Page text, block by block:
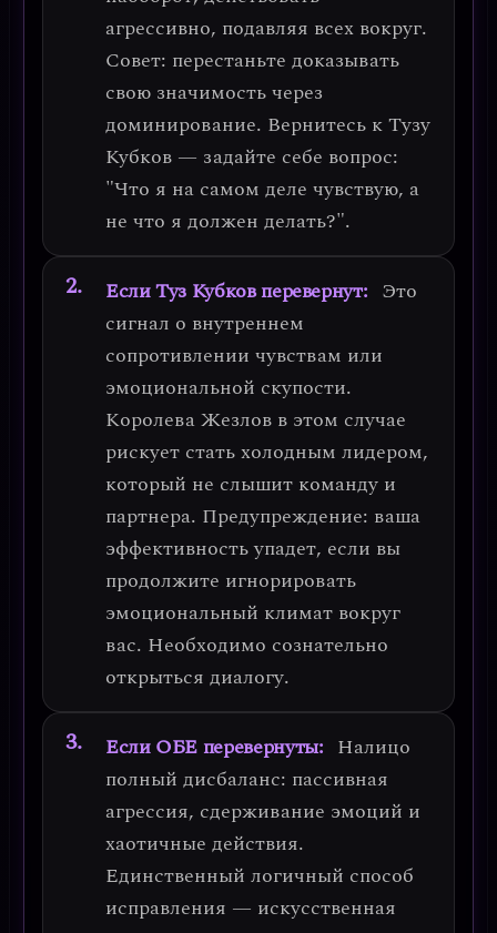
агрессивно, подавляя всех вокруг.
Совет: перестаньте доказывать
свою значимость через
доминирование. Вернитесь к Тузу
Кубков — задайте себе вопрос:
"Что я на самом деле чувствую, а
не что я должен делать?".
Если Туз Кубков перевернут: Это
сигнал о внутреннем
сопротивлении чувствам или
эмоциональной скупости.
Королева Жезлов в этом случае
рискует стать холодным лидером,
который не слышит команду и
партнера. Предупреждение: ваша
эффективность упадет, если вы
продолжите игнорировать
эмоциональный климат вокруг
вас. Необходимо сознательно
открыться диалогу.
Если ОБЕ перевернуты: Налицо
полный дисбаланс: пассивная
агрессия, сдерживание эмоций и
хаотичные действия.
Единственный логичный способ
исправления — искусственная